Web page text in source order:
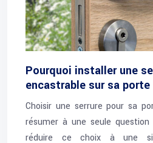
Pourquoi installer une
encastrable sur sa porte
Choisir une serrure pour sa
résumer à une seule
réduire ce choix à une